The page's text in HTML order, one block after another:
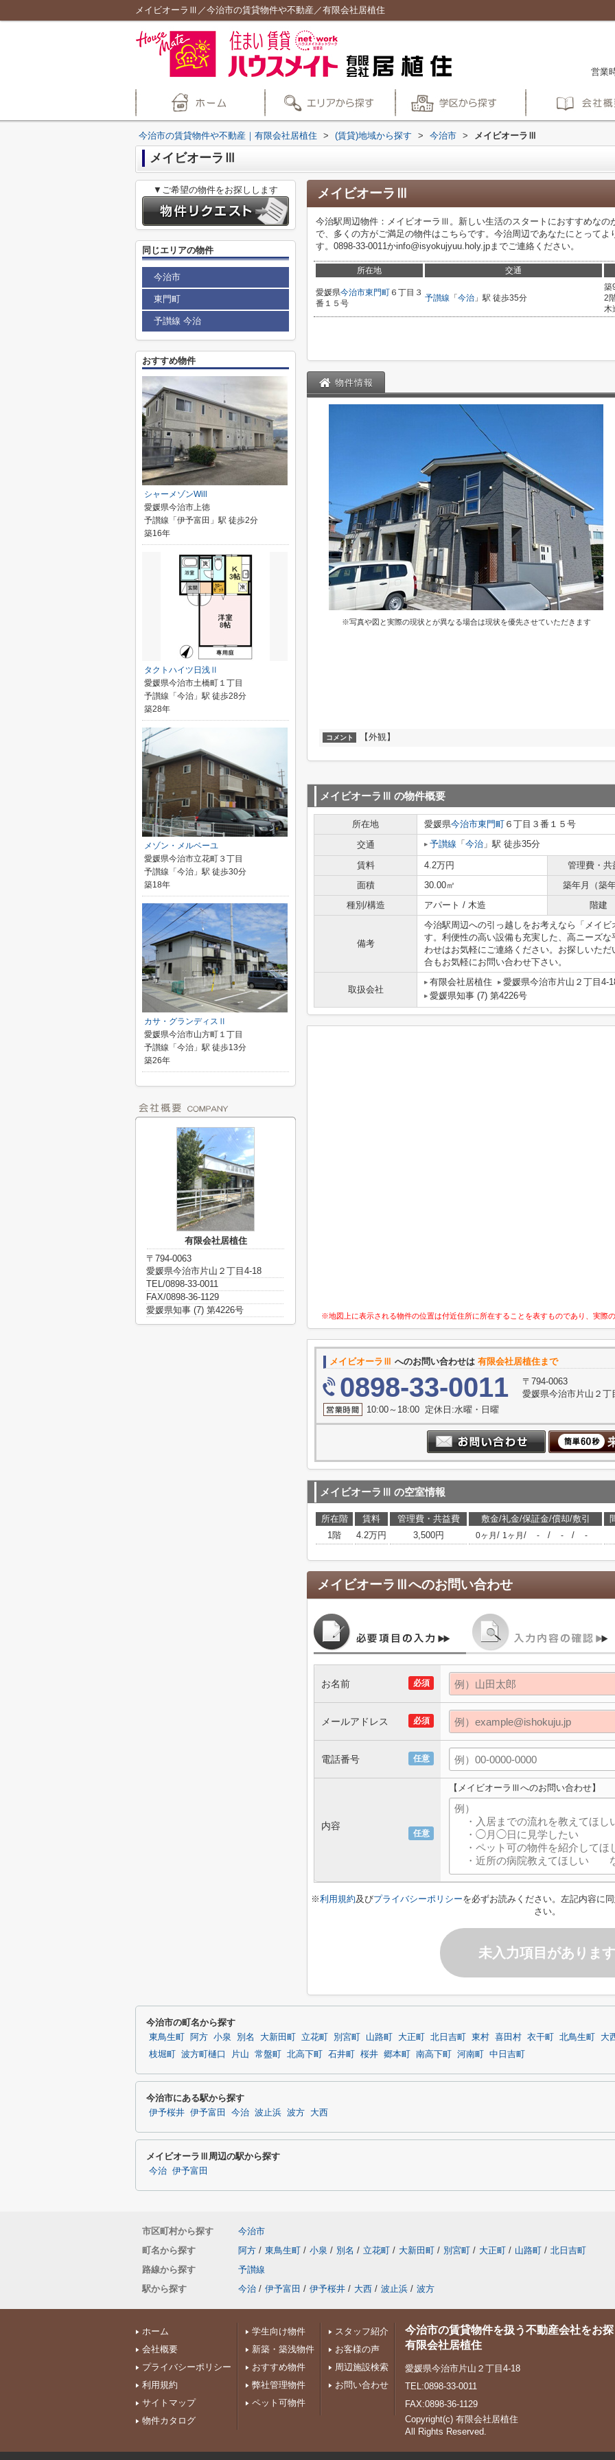
メイビオーラⅢ／今治市の賃貸物件や不動産／有限会社居植住
営業
今治市の賃貸物件や不動産｜有限会社居植住 > (賃貸)地域から探す > 今治市 > メイビオーラⅢ
メイビオーラⅢ
メイビオーラⅢ
今治駅周辺物件：メイビオーラⅢ。新しい生活のスタートにおすすめなの
で、多くの方がご満足の物件はこちらです。今治周辺であなたにとって
す。0898-33-0011かinfo@isyokujyuu.holy.jpまでご連絡ください。
所在地 交通
愛媛県今治市東門町 ６丁目３
番１５号
予讃線 「 今治 」駅 徒歩35分
築
2
木
物件情報
※写真や図と実際の現状とが異なる場合は現状を優先させていただきます
コメント 【外観】
メイビオーラⅢ の物件概要
所在地 愛媛県今治市東門町 ６丁目３番１５号
交通
予讃線 「 今治 」駅 徒歩35分
賃料 4.2万円
管理費・共
面積
30.00㎡
築年月（築
種別/構造
アパート / 木造 階建
備考
今治駅周辺への引っ越しをお考えなら「メイ
す。利便性の高い設備も充実した、高ニーズ
わせはお気軽にご連絡ください。お探しいた
合もお気軽にお問い合わせ下さい。
取扱会社
有限会社居植住
愛媛県今治市片山２丁目4-
愛媛県知事 (7) 第4226号
※地図上に表示される物件の位置は付近住所に所在することを表すものであり、実際
メイビオーラⅢ へのお問い合わせは 有限会社居植住まで
0898-33-0011
〒794-0063
愛媛県今治市片山２
10:00～18:00 定休日:水曜・日曜
メイビオーラⅢ の空室情報
所在階 賃料 管理費・共益費 敷金/礼金/保証金/償却/敷引
1階
4.2万円 3,500円 0ヶ月 / 1ヶ月 / - / - / -
メイビオーラⅢ へのお問い合わせ
必須
お名前
必須
メールアドレス
任意
電話番号
任意
内容
【メイビオーラⅢへのお問い合わせ】
※利用規約及びプライバシーポリシーを必ずお読みください。左記内容に
さい。
未入力項目があります
▼ご希望の物件をお探しします
同じエリアの物件
今治市
東門町
予讃線 今治
おすすめ物件
シャーメゾンWill
愛媛県今治市上徳
予讃線「伊予富田」駅 徒歩2分
築16年
タクトハイツ日浅Ⅱ
愛媛県今治市土橋町１丁目
予讃線「今治」駅 徒歩28分
築28年
メゾン・メルベーユ
愛媛県今治市立花町３丁目
予讃線「今治」駅 徒歩30分
築18年
カサ・グランディスⅡ
愛媛県今治市山方町１丁目
予讃線「今治」駅 徒歩13分
築26年
有限会社居植住
〒794-0063
愛媛県今治市片山２丁目4-18
TEL/0898-33-0011
FAX/0898-36-1129
愛媛県知事 (7) 第4226号
今治市の町名から探す
東鳥生町 阿方 小泉 別名 大新田町 立花町 別宮町 山路町 大正町 北日吉町 東村 喜田村 衣干町 北鳥生町
大
枝堀町
波方町樋口 片山 常盤町 北高下町 石井町 桜井 郷本町 南高下町 河南町 中日吉町
今治市にある駅から探す
伊予桜井 伊予富田 今治 波止浜 波方 大西
メイビオーラⅢ周辺の駅から探す
今治 伊予富田
市区町村から探す
今治市
町名から探す
阿方 / 東鳥生町 / 小泉 / 別名 / 立花町 / 大新田町 / 別宮町 / 大正町 / 山路町 / 北日吉町
路線から探す
予讃線
駅から探す
今治 / 伊予富田 / 伊予桜井 / 大西 / 波止浜 / 波方
ホーム
会社概要
プライバシーポリシー
利用規約
サイトマップ
物件カタログ
学生向け物件
新築・築浅物件
おすすめ物件
弊社管理物件
ペット可物件
スタッフ紹介
お客様の声
周辺施設検索
お問い合わせ
今治市の賃貸物件を扱う不動産会社をお
有限会社居植住
愛媛県今治市片山２丁目4-18
TEL:0898-33-0011
FAX:0898-36-1129
Copyright(c) 有限会社居植住
All Rights Reserved.